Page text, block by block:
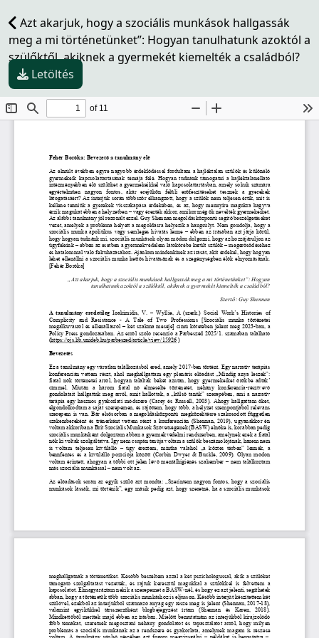
Azt akarjuk, hogy a szociális munkások hallgassák
meg a mi történetünket”: Hogyan tanulhatunk azoktól a
szülőktől, akiknek a gyermekét kiemelték a családból?
Letöltés